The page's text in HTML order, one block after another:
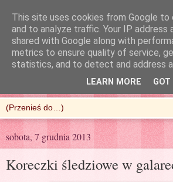
R'n'G Kitchen
sobota, 7 grudnia 2013
Koreczki śledziowe w
This site uses cookies from Google to
and to analyze traffic. Your IP address
shared with Google along with
metrics to ensure quality of service,
statistics, and to detect and address
LEARN MORE GOT